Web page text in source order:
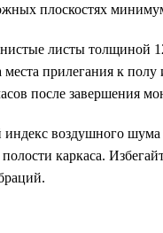
плоскостях
листы толщиной
прилегания к
после завершения
индекс воздушного
каркаса.